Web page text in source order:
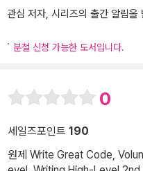
관심 저자, 시리즈의 출간 알림을
분철 신청 가능한 도서입니다.
0
세일즈포인트 190
원제 Write Great Code,